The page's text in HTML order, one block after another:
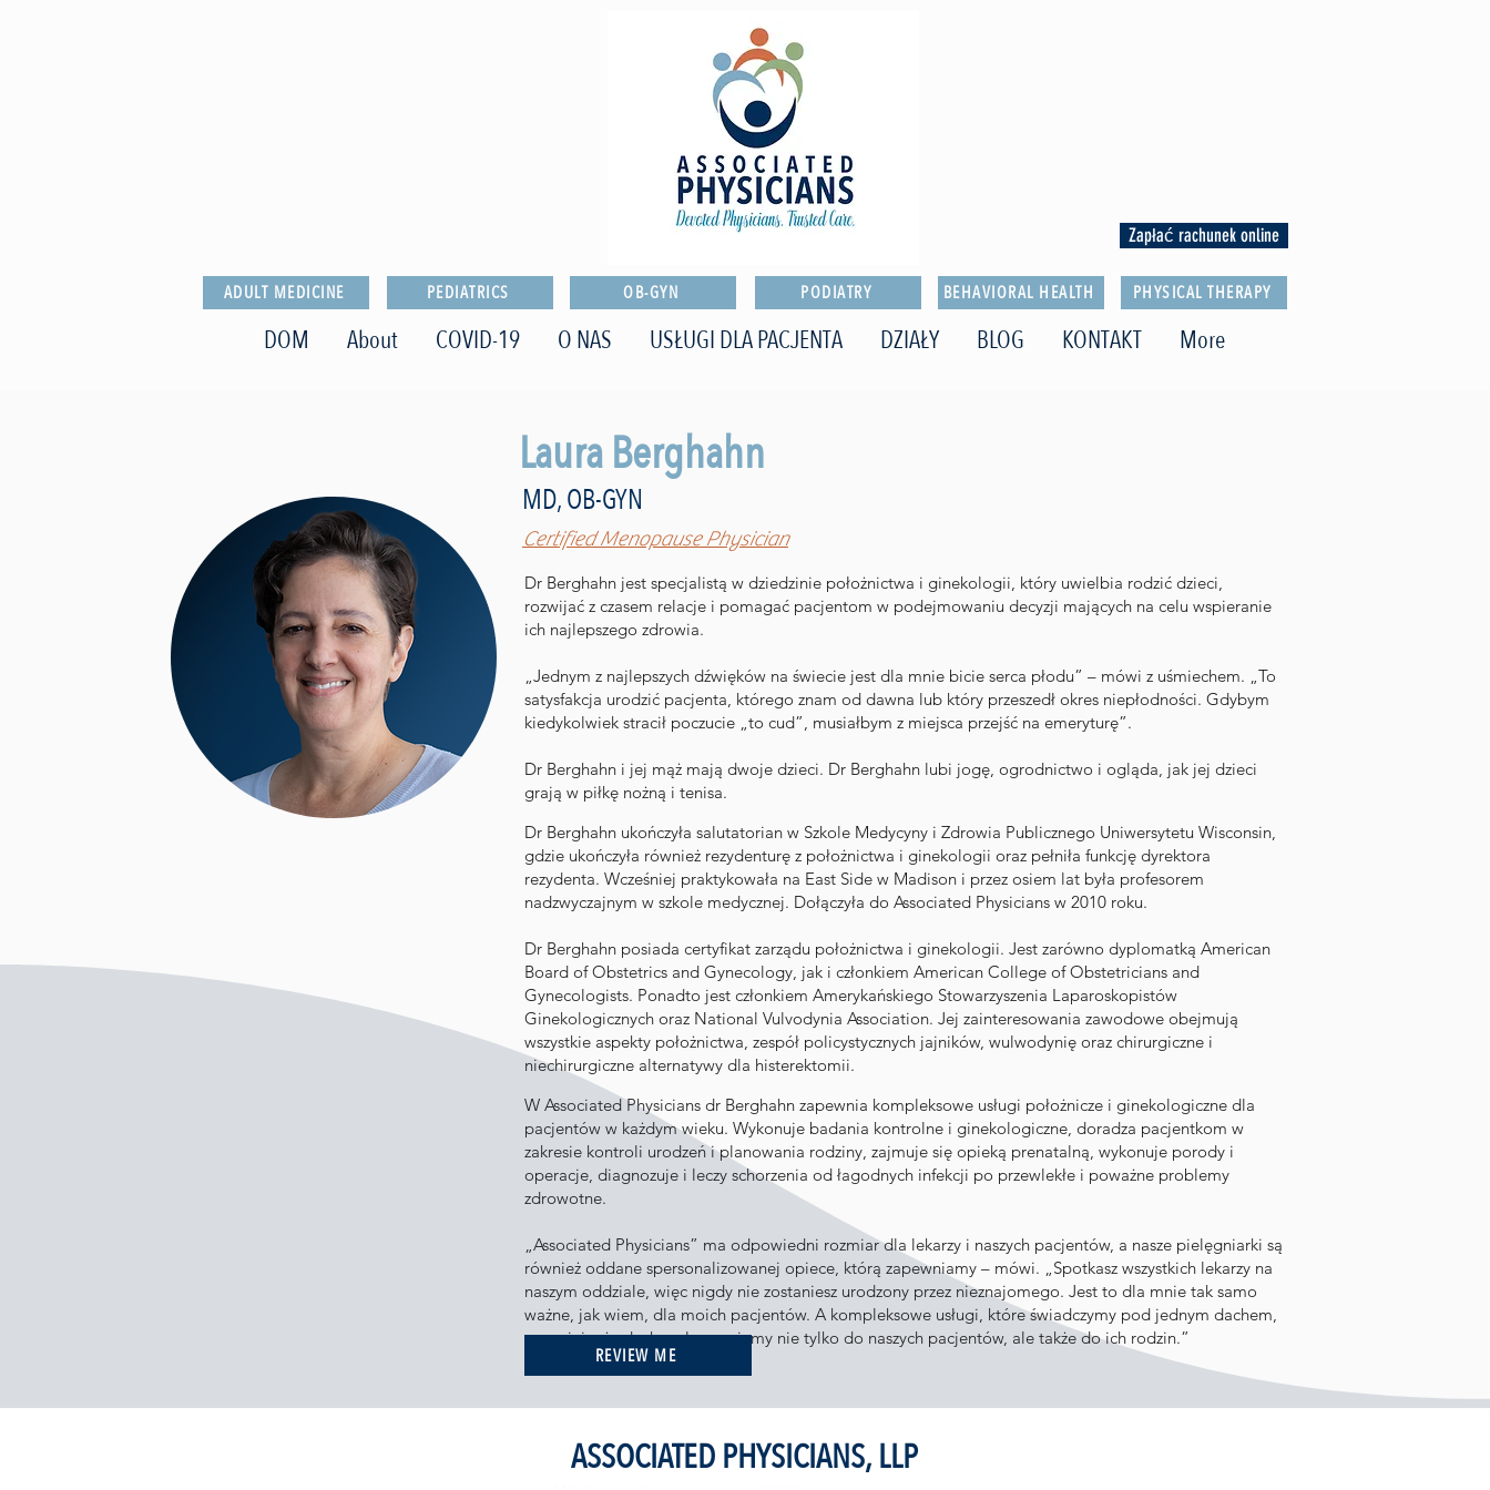
Zapłać rachunek online
ADULT MEDICINE PEDIATRICS OB-GYN PODIATRY BEHAVIORAL HEALTH PHYSICAL THERAPY
DOM About COVID-19 O NAS USŁUGI DLA PACJENTA DZIAŁY BLOG KONTAKT More
Laura Berghahn
MD, OB-GYN
Certified Menopause Physician
Dr Berghahn jest specjalistą w dziedzinie położnictwa i ginekologii, który uwielbia rodzić dzieci,
rozwijać z czasem relacje i pomagać pacjentom w podejmowaniu decyzji mających na celu wspieranie
ich najlepszego zdrowia.
„Jednym z najlepszych dźwięków na świecie jest dla mnie bicie serca płodu” – mówi z uśmiechem. „To
satysfakcja urodzić pacjenta, którego znam od dawna lub który przeszedł okres niepłodności. Gdybym
kiedykolwiek stracił poczucie „to cud”, musiałbym z miejsca przejść na emeryturę”.
Dr Berghahn i jej mąż mają dwoje dzieci. Dr Berghahn lubi jogę, ogrodnictwo i ogląda, jak jej dzieci
grają w piłkę nożną i tenisa.
Dr Berghahn ukończyła salutatorian w Szkole Medycyny i Zdrowia Publicznego Uniwersytetu Wisconsin,
gdzie ukończyła również rezydenturę z położnictwa i ginekologii oraz pełniła funkcję dyrektora
rezydenta. Wcześniej praktykowała na East Side w Madison i przez osiem lat była profesorem
nadzwyczajnym w szkole medycznej. Dołączyła do Associated Physicians w 2010 roku.
Dr Berghahn posiada certyfikat zarządu położnictwa i ginekologii. Jest zarówno dyplomatką American
Board of Obstetrics and Gynecology, jak i członkiem American College of Obstetricians and
Gynecologists. Ponadto jest członkiem Amerykańskiego Stowarzyszenia Laparoskopistów
Ginekologicznych oraz National Vulvodynia Association. Jej zainteresowania zawodowe obejmują
wszystkie aspekty położnictwa, zespół policystycznych jajników, wulwodynię oraz chirurgiczne i
niechirurgiczne alternatywy dla histerektomii.
W Associated Physicians dr Berghahn zapewnia kompleksowe usługi położnicze i ginekologiczne dla
pacjentów w każdym wieku. Wykonuje badania kontrolne i ginekologiczne, doradza pacjentkom w
zakresie kontroli urodzeń i planowania rodziny, zajmuje się opieką prenatalną, wykonuje porody i
operacje, diagnozuje i leczy schorzenia od łagodnych infekcji po przewlekłe i poważne problemy
zdrowotne.
„Associated Physicians” ma odpowiedni rozmiar dla lekarzy i naszych pacjentów, a nasze pielęgniarki są
również oddane spersonalizowanej opiece, którą zapewniamy – mówi. „Spotkasz wszystkich lekarzy na
naszym oddziale, więc nigdy nie zostaniesz urodzony przez nieznajomego. Jest to dla mnie tak samo
ważne, jak wiem, dla moich pacjentów. A kompleksowe usługi, które świadczymy pod jednym dachem,
sprawiają, że doskonale pasujemy nie tylko do naszych pacjentów, ale także do ich rodzin.”
REVIEW ME
ASSOCIATED PHYSICIANS, LLP